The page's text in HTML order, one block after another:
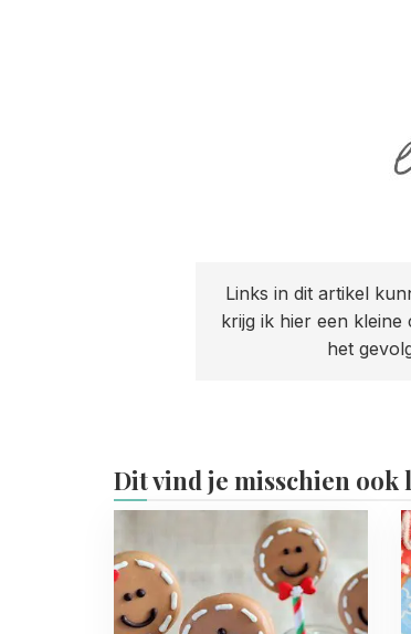
Links in dit artikel
krijg ik hier een
het
Dit vind je misschien ook
more
about
Gingerbread
Man